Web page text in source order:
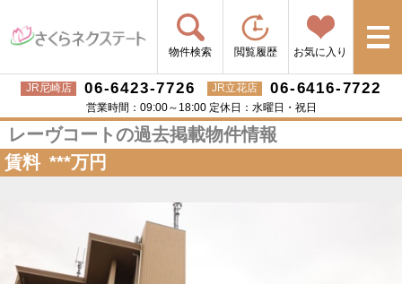
物件検索 閲覧履歴 お気に入り
JR尼崎店 06-6423-7726 JR立花店 06-6416-7722
営業時間：09:00～18:00 定休日：水曜日・祝日
レーヴコートの過去掲載物件情報
賃料 ***万円